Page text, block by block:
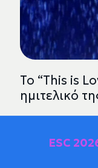
Το “Τhis is
ημιτελικό
ESC